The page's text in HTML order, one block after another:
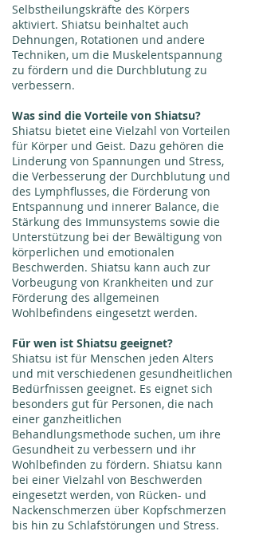
Selbstheilungskräfte des Körpers
aktiviert. Shiatsu beinhaltet auch
Dehnungen, Rotationen und andere
Techniken, um die Muskelentspannung
zu fördern und die Durchblutung zu
verbessern.
Was sind die Vorteile von Shiatsu?
Shiatsu bietet eine Vielzahl von Vorteilen
für Körper und Geist. Dazu gehören die
Linderung von Spannungen und Stress,
die Verbesserung der Durchblutung und
des Lymphflusses, die Förderung von
Entspannung und innerer Balance, die
Stärkung des Immunsystems sowie die
Unterstützung bei der Bewältigung von
körperlichen und emotionalen
Beschwerden. Shiatsu kann auch zur
Vorbeugung von Krankheiten und zur
Förderung des allgemeinen
Wohlbefindens eingesetzt werden.
Für wen ist Shiatsu geeignet?
Shiatsu ist für Menschen jeden Alters
und mit verschiedenen gesundheitlichen
Bedürfnissen geeignet. Es eignet sich
besonders gut für Personen, die nach
einer ganzheitlichen
Behandlungsmethode suchen, um ihre
Gesundheit zu verbessern und ihr
Wohlbefinden zu fördern. Shiatsu kann
bei einer Vielzahl von Beschwerden
eingesetzt werden, von Rücken- und
Nackenschmerzen über Kopfschmerzen
bis hin zu Schlafstörungen und Stress.